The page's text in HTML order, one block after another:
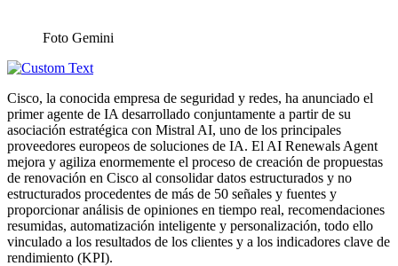
Foto Gemini
Cisco, la conocida empresa de seguridad y redes, ha anunciado el
primer agente de IA desarrollado conjuntamente a partir de su
asociación estratégica con Mistral AI, uno de los principales
proveedores europeos de soluciones de IA. El AI Renewals Agent
mejora y agiliza enormemente el proceso de creación de propuestas
de renovación en Cisco al consolidar datos estructurados y no
estructurados procedentes de más de 50 señales y fuentes y
proporcionar análisis de opiniones en tiempo real, recomendaciones
resumidas, automatización inteligente y personalización, todo ello
vinculado a los resultados de los clientes y a los indicadores clave de
rendimiento (KPI).